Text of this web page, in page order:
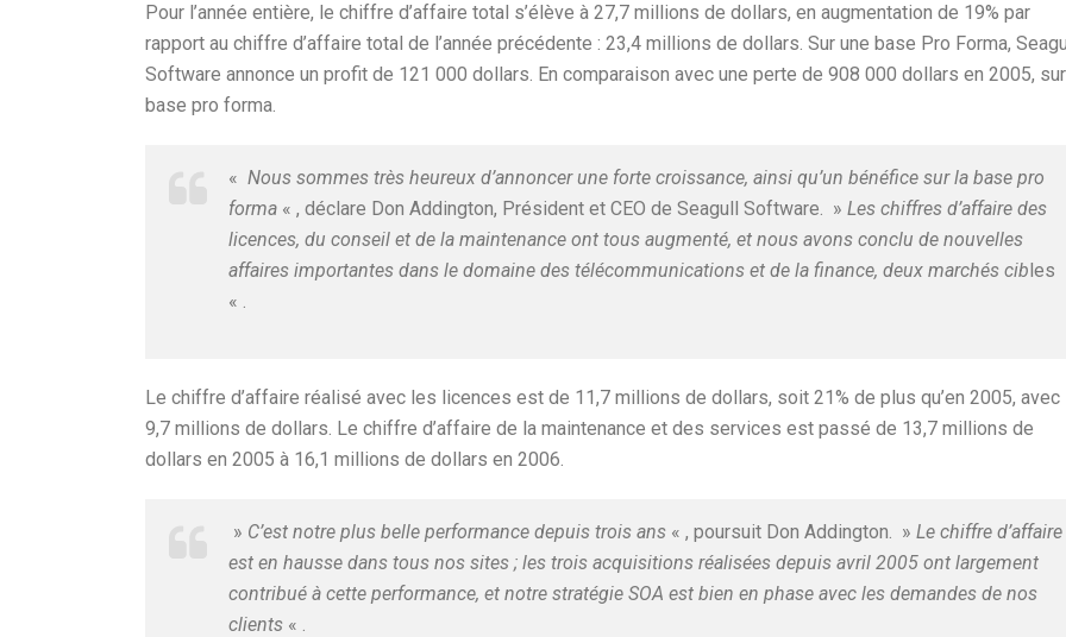
Pour l’année entière, le chiffre d’affaire total s’élève à 27,7 millions de dollars, en augmentation de 19% par
rapport au chiffre d’affaire total de l’année précédente : 23,4 millions de dollars. Sur une base Pro Forma,
Software annonce un profit de 121 000 dollars. En comparaison avec une perte de 908 000 dollars en 2005,
base pro forma.
« Nous sommes très heureux d’annoncer une forte croissance, ainsi qu’un bénéfice sur la base pro
forma « , déclare Don Addington, Président et CEO de Seagull Software. » Les chiffres d’affaire des
licences, du conseil et de la maintenance ont tous augmenté, et nous avons conclu de nouvelles
affaires importantes dans le domaine des télécommunications et de la finance, deux marchés cibles
« .
Le chiffre d’affaire réalisé avec les licences est de 11,7 millions de dollars, soit 21% de plus qu’en 2005, avec
9,7 millions de dollars. Le chiffre d’affaire de la maintenance et des services est passé de 13,7 millions de
dollars en 2005 à 16,1 millions de dollars en 2006.
» C’est notre plus belle performance depuis trois ans « , poursuit Don Addington. » Le chiffre d’affaire
est en hausse dans tous nos sites ; les trois acquisitions réalisées depuis avril 2005 ont largement
contribué à cette performance, et notre stratégie SOA est bien en phase avec les demandes de nos
clients « .